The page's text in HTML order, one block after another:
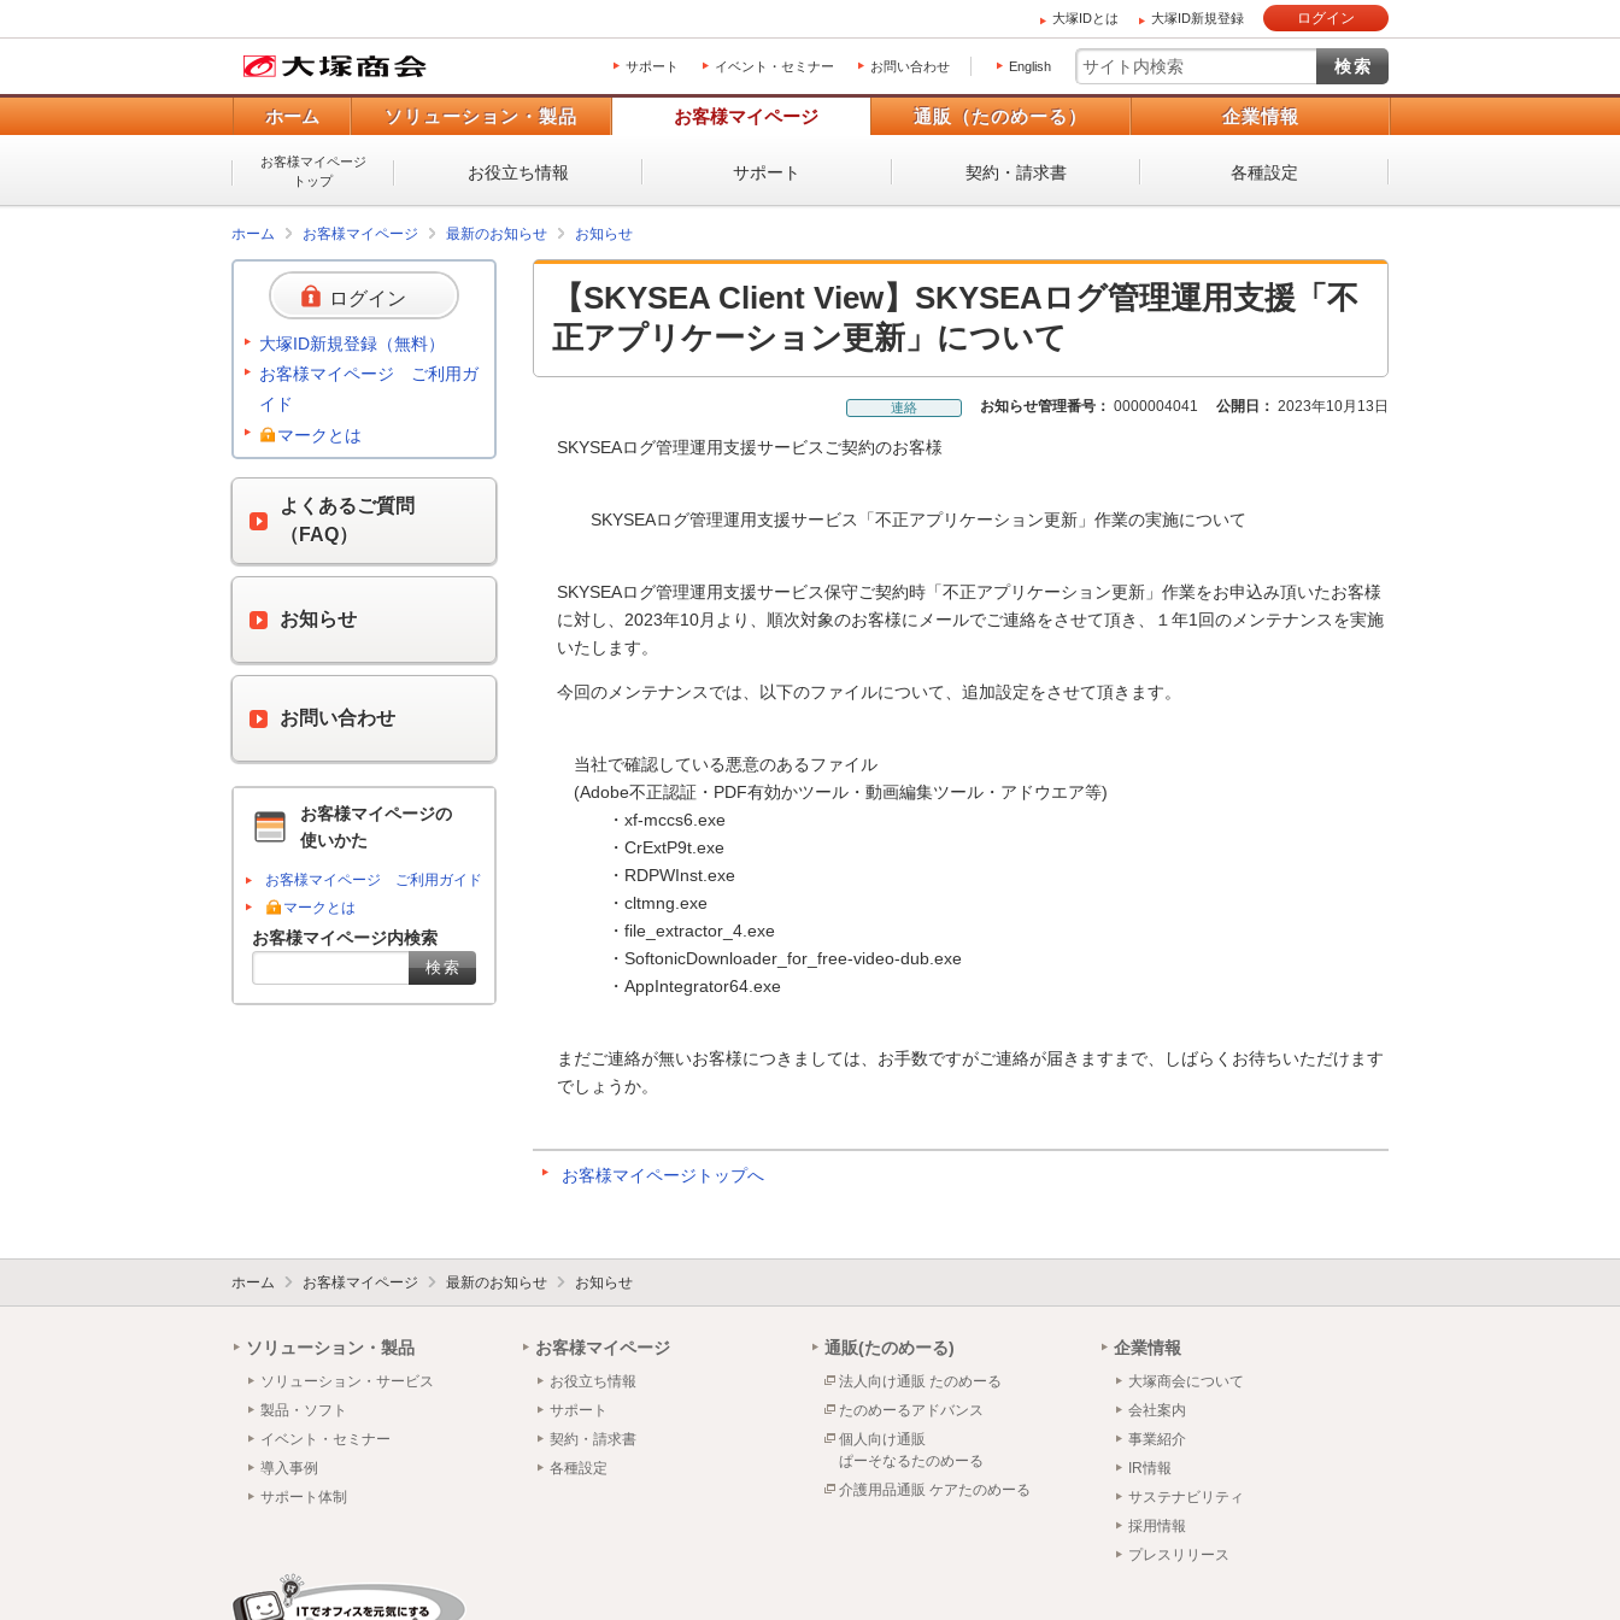
大塚IDとは 大塚ID新規登録 ログイン
サポート イベント・セミナー お問い合わせ English
ホーム ソリューション・製品 お客様マイページ 通販（たのめーる） 企業情報
お客様マイページ
トップ
お役立ち情報 サポート 契約・請求書 各種設定
ホーム お客様マイページ 最新のお知らせ お知らせ
【SKYSEA Client View】SKYSEAログ管理運用支援「不
正アプリケーション更新」について
連絡 お知らせ管理番号： 0000004041 公開日： 2023年10月13日
SKYSEAログ管理運用支援サービスご契約のお客様
SKYSEAログ管理運用支援サービス「不正アプリケーション更新」作業の実施について
SKYSEAログ管理運用支援サービス保守ご契約時「不正アプリケーション更新」作業をお申込み頂いたお客様
に対し、2023年10月より、順次対象のお客様にメールでご連絡をさせて頂き、１年1回のメンテナンスを実施
いたします。
今回のメンテナンスでは、以下のファイルについて、追加設定をさせて頂きます。
当社で確認している悪意のあるファイル
(Adobe不正認証・PDF有効かツール・動画編集ツール・アドウエア等)
・xf-mccs6.exe
・CrExtP9t.exe
・RDPWInst.exe
・cltmng.exe
・file_extractor_4.exe
・SoftonicDownloader_for_free-video-dub.exe
・AppIntegrator64.exe
まだご連絡が無いお客様につきましては、お手数ですがご連絡が届きますまで、しばらくお待ちいただけます
でしょうか。
お客様マイページトップへ
ログイン
大塚ID新規登録（無料）
お客様マイページ ご利用ガ
イド
マークとは
よくあるご質問
（FAQ）
お知らせ
お問い合わせ
お客様マイページの
使いかた
お客様マイページ ご利用ガイド
マークとは
お客様マイページ内検索
ホーム お客様マイページ 最新のお知らせ お知らせ
ソリューション・製品
ソリューション・サービス
製品・ソフト
イベント・セミナー
導入事例
サポート体制
お客様マイページ
お役立ち情報
サポート
契約・請求書
各種設定
通販(たのめーる)
法人向け通販 たのめーる
たのめーるアドバンス
個人向け通販
ぱーそなるたのめーる
介護用品通販 ケアたのめーる
企業情報
大塚商会について
会社案内
事業紹介
IR情報
サステナビリティ
採用情報
プレスリリース